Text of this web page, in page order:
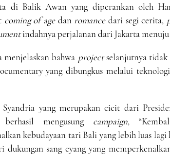
di Balik Awan yang diperankan oleh
coming of agedan romancedari segi cerita,
indahnya perjalanan dari Jakarta menuju
menjelaskan bahwa projectselanjutnya
yang dibungkus melalui
yang merupakan cicit dari
berhasil mengusung campaign,
kebudayaan tari Bali yang lebih luas
dukungan sang eyang yang